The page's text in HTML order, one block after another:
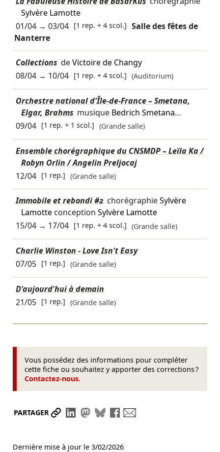
Sylvère Lamotte
01/04→ 03/04 [1 rep. + 4 scol.] Salle des fêtes de
Nanterre
Collections deVictoire de Changy
08/04→ 10/04 [1 rep. + 4 scol.] (Auditorium)
Orchestre national d'Île-de-France – Smetana,
Elgar, Brahms musique Bedrich Smetana…
09/04 [1 rep. + 1 scol.] (Grande salle)
Ensemble chorégraphique du CNSMDP – Leïla Ka /
Robyn Orlin / Angelin Preljocaj
12/04 [1 rep.] (Grande salle)
Immobile et rebondi #2 chorégraphieSylvère
Lamotteconception Sylvère Lamotte
15/04→ 17/04 [1 rep. + 4 scol.] (Grande salle)
Charlie Winston - Love Isn't Easy
07/05 [1 rep.] (Grande salle)
D'aujourd'hui à demain
21/05 [1 rep.] (Grande salle)
Vous possédez des informations pour compléter
cette fiche ou souhaitez y apporter des corrections ?
Contactez-nous.
PARTAGER Partager le lien
Partager sur LinkedIn
Partager sur Mastodon
Partager sur Bluesky
Partager sur Facebook
Dernière mise à jour le 3/02/2026